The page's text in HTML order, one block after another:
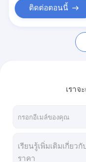
ข่าว
บรรจุภัณฑ์กล่องข
กล่องของขวัญแม่เห
การบรรจุกระป๋องก
ติดต่อตอนนี้
เราจ